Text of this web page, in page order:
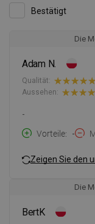
Bestätigt
Die
Adam N.
Qualität:
Aussehen:
-
Vorteile
-
Zeigen Sie den
Die
BertK